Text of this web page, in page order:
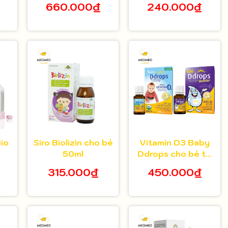
660.000₫
sốt, ho hen,cảm
30ml
240.000₫
Siro Biolizin cho bé
50ml
315.000₫
Vitamin D3 Baby
Ddrops cho bé từ
450.000₫